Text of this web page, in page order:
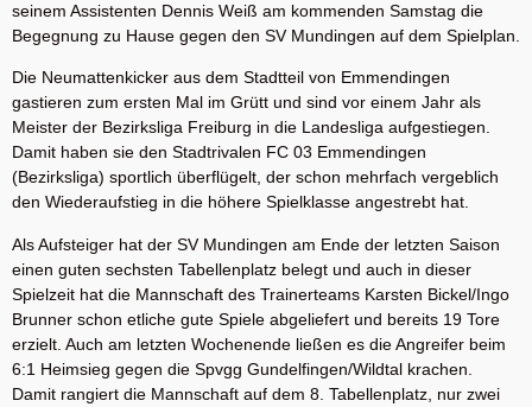
seinem Assistenten Dennis Weiß am kommenden Samstag die
Begegnung zu Hause gegen den SV Mundingen auf dem Spielplan.
Die Neumattenkicker aus dem Stadtteil von Emmendingen
gastieren zum ersten Mal im Grütt und sind vor einem Jahr als
Meister der Bezirksliga Freiburg in die Landesliga aufgestiegen.
Damit haben sie den Stadtrivalen FC 03 Emmendingen
(Bezirksliga) sportlich überflügelt, der schon mehrfach vergeblich
den Wiederaufstieg in die höhere Spielklasse angestrebt hat.
Als Aufsteiger hat der SV Mundingen am Ende der letzten Saison
einen guten sechsten Tabellenplatz belegt und auch in dieser
Spielzeit hat die Mannschaft des Trainerteams Karsten Bickel/Ingo
Brunner schon etliche gute Spiele abgeliefert und bereits 19 Tore
erzielt. Auch am letzten Wochenende ließen es die Angreifer beim
6:1 Heimsieg gegen die Spvgg Gundelfingen/Wildtal krachen.
Damit rangiert die Mannschaft auf dem 8. Tabellenplatz, nur zwei